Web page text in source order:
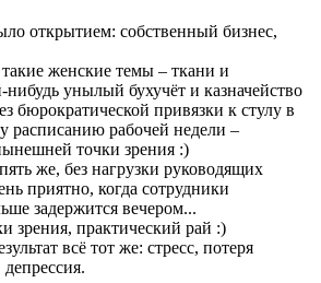
открытием: собственный бизнес,
такие женские темы – ткани и
нибудь унылый бухучёт и казначейство
бюрократической привязки к стулу в
расписанию рабочей недели –
точки зрения :)
же, без нагрузки руководящих
приятно, когда сотрудники
задержится вечером...
зрения, практический рай :)
всё тот же: стресс, потеря